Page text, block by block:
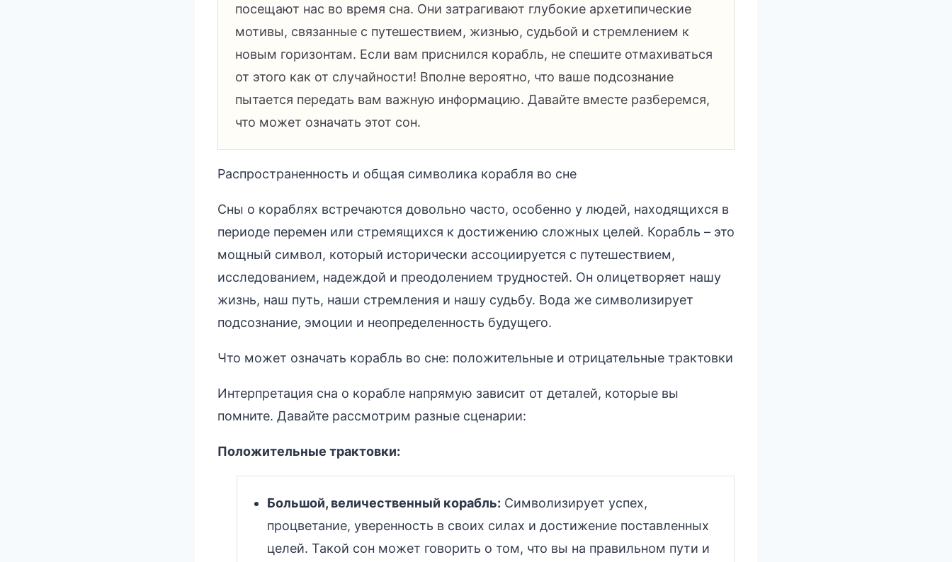
посещают нас во время сна. Они затрагивают глубокие архетипические
мотивы, связанные с путешествием, жизнью, судьбой и стремлением к
новым горизонтам. Если вам приснился корабль, не спешите отмахиваться
от этого как от случайности! Вполне вероятно, что ваше подсознание
пытается передать вам важную информацию. Давайте вместе разберемся,
что может означать этот сон.
Распространенность и общая символика корабля во сне
Сны о кораблях встречаются довольно часто, особенно у людей, находящихся в
периоде перемен или стремящихся к достижению сложных целей. Корабль – это
мощный символ, который исторически ассоциируется с путешествием,
исследованием, надеждой и преодолением трудностей. Он олицетворяет нашу
жизнь, наш путь, наши стремления и нашу судьбу. Вода же символизирует
подсознание, эмоции и неопределенность будущего.
Что может означать корабль во сне: положительные и отрицательные трактовки
Интерпретация сна о корабле напрямую зависит от деталей, которые вы
помните. Давайте рассмотрим разные сценарии:
Положительные трактовки:
Большой, величественный корабль: Символизирует успех,
процветание, уверенность в своих силах и достижение поставленных
целей. Такой сон может говорить о том, что вы на правильном пути и